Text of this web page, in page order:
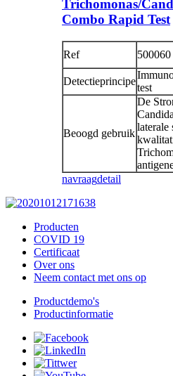
Trichomonas/
Combo Rapid Test
Ref 500060
Detectieprincipe
test
Beoogd gebruik
De
laterale
navraagdetail
Producten
COVID 19
Certificaat
Over ons
Neem contact met ons op
Productdemo's
Productinformatie